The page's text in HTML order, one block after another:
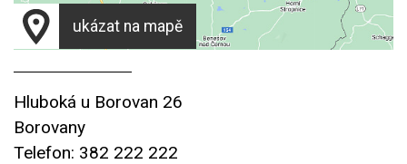
ukázat na mapě
Hluboká u Borovan 26
Borovany
Telefon: 382 222 222